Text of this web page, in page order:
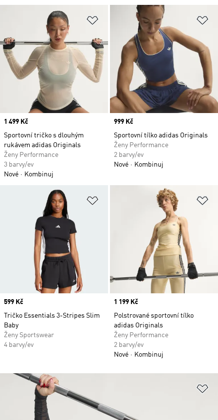
Přidat do seznamu přání
Price
1 499 Kč
Sportovní tričko s dlouhým
rukávem adidas Originals
Ženy Performance
3 barvy/ev
Nové
Kombinuj
Price
999 Kč
Sportovní tílko adidas Originals
Ženy Performance
2 barvy/ev
Nové
Kombinuj
Přidat do seznamu přání
Price
599 Kč
Tričko Essentials 3-Stripes Slim
Baby
Ženy Sportswear
4 barvy/ev
Price
1 199 Kč
Polstrované sportovní tílko
adidas Originals
Ženy Performance
2 barvy/ev
Nové
Kombinuj